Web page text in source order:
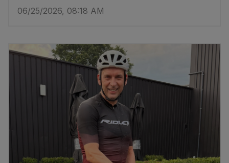
06/25/2026, 08:18 AM